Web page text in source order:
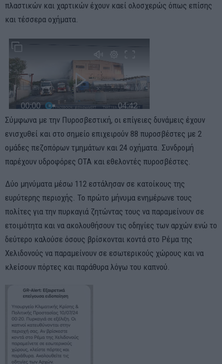
πλαστικών και χαρτικών έχουν καεί ολοσχερώς όπως επίσης
και τέσσερα οχήματα.
Σύμφωνα με την Πυροσβεστική, οι επίγειες δυνάμεις έχουν
ενισχυθεί και στο σημείο επιχειρούν 88 πυροσβέστες με 2
ομάδες πεζοπόρων τμημάτων και 24 οχήματα. Συνδρομή
παρέχουν υδροφόρες ΟΤΑ και εθελοντές πυροσβέστες.
Δύο μηνύματα μέσω 112 εστάλησαν σε κατοίκους της
ευρύτερης περιοχής. Το πρώτο μήνυμα ενημέρωνε τους
πολίτες για την πυρκαγιά ζητώντας τους να παραμείνουν σε
ετοιμότητα και να ακολουθήσουν τις οδηγίες των αρχών ενώ το
δεύτερο καλούσε όσους βρίσκονται κοντά στο Ρέμα της
Χελιδονούς να παραμείνουν σε εσωτερικούς χώρους και να
κλείσουν πόρτες και παράθυρα λόγω του καπνού.